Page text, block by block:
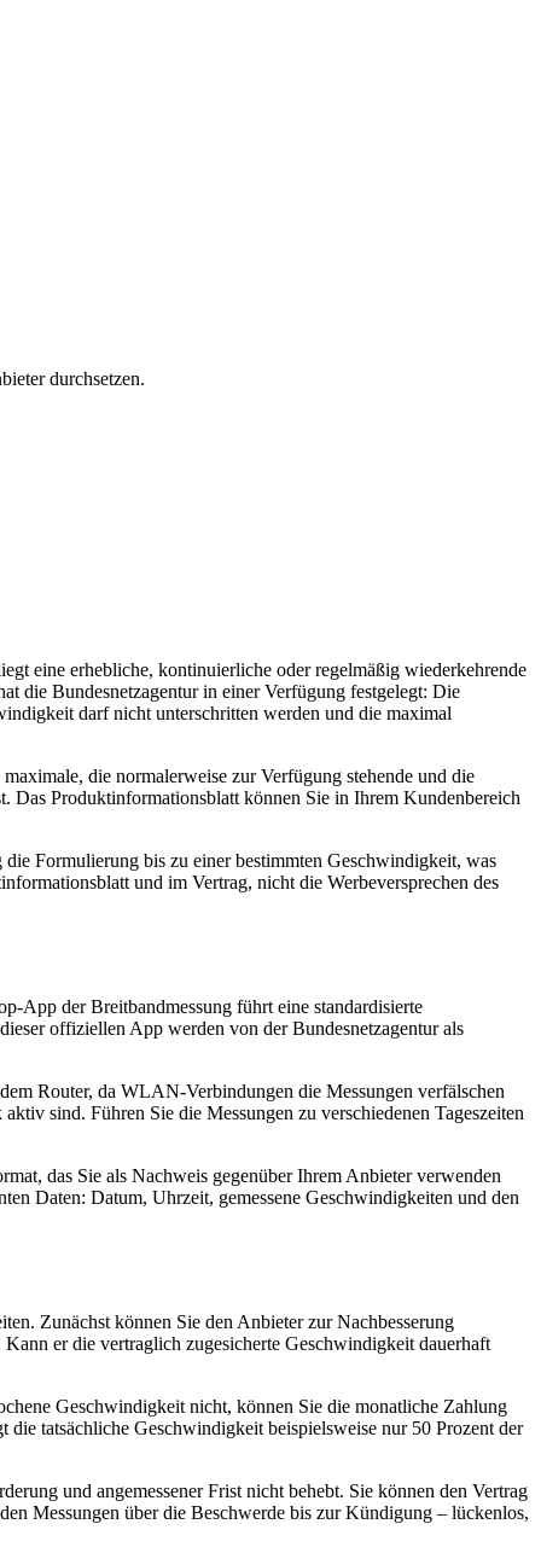
durchsetzen.
eine erhebliche, kontinuierliche oder regelmäßig wiederkehrende
die Bundesnetzagentur in einer Verfügung festgelegt: Die
darf nicht unterschritten werden und die maximal
die normalerweise zur Verfügung stehende und die
Produktinformationsblatt können Sie in Ihrem Kundenbereich
Formulierung bis zu einer bestimmten Geschwindigkeit, was
und im Vertrag, nicht die Werbeversprechen des
App der Breitbandmessung führt eine standardisierte
offiziellen App werden von der Bundesnetzagentur als
Router, da WLAN-Verbindungen die Messungen verfälschen
sind. Führen Sie die Messungen zu verschiedenen Tageszeiten
das Sie als Nachweis gegenüber Ihrem Anbieter verwenden
Daten: Datum, Uhrzeit, gemessene Geschwindigkeiten und den
Zunächst können Sie den Anbieter zur Nachbesserung
er die vertraglich zugesicherte Geschwindigkeit dauerhaft
Geschwindigkeit nicht, können Sie die monatliche Zahlung
tatsächliche Geschwindigkeit beispielsweise nur 50 Prozent der
und angemessener Frist nicht behebt. Sie können den Vertrag
Messungen über die Beschwerde bis zur Kündigung – lückenlos,